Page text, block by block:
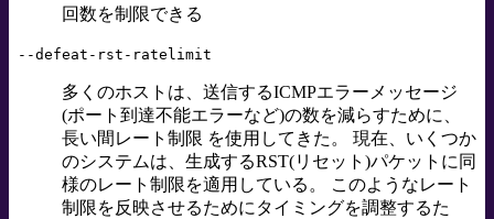
回数を制限できる
--defeat-rst-ratelimit
多くのホストは、送信するICMPエラーメッセージ
(ポート到達不能エラーなど)の数を減らすために、
長い間レート制限 を使用してきた。 現在、いくつか
のシステムは、生成するRST(リセット)パケットに同
様のレート制限を適用している。 このようなレート
制限を反映させるためにタイミングを調整するた